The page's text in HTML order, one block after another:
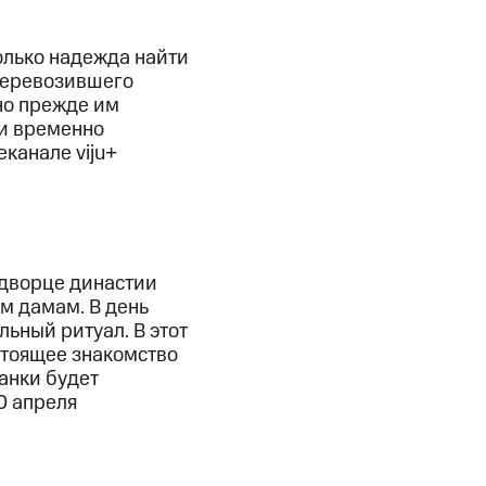
надежда найти
прежде им
временно
viju+
династии
дамам. В день
ритуал. В этот
знакомство
будет
апреля